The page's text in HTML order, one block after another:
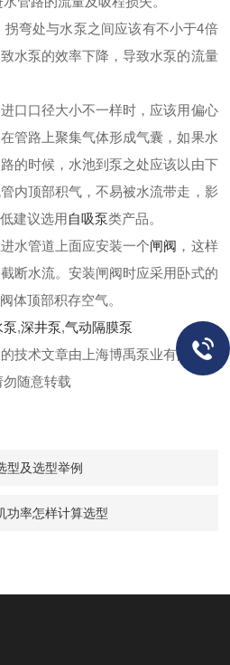
弯处与水泵之间应该有不小于4倍
水泵的效率下降，导致水泵的流量
口口径大小不一样时，应该用偏心
管路上聚集气体形成气囊，如果水
的时候，水池到泵之处应该以由下
内顶部积气，不易被水流带走，影
建议选用 自吸泵类产品。
水管道上面应安装一个闸阀 ，这样
断水流。安装闸阀时应采用卧式的
体顶部积存空气。
泵,深井泵,气动隔膜泵
技术文章由上海博禹泵业有限公司
随意转载
型及选型举例
功率怎样计算选型